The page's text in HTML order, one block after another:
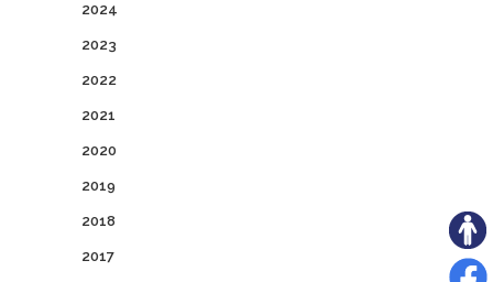
2024
2023
2022
2021
2020
2019
2018
2017